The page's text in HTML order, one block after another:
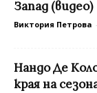
Запад (видео)
Виктория Петрова -
Нандо Де
края на